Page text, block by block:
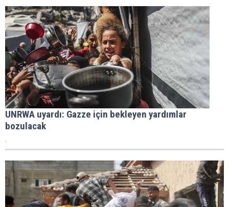
UNRWA uyardı: Gazze için bekleyen yardımlar
bozulacak
.